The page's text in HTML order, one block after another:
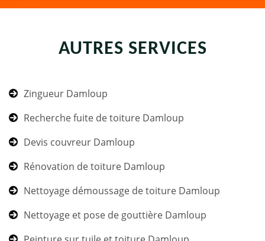
AUTRES SERVICES
Zingueur Damloup
Recherche fuite de toiture Damloup
Devis couvreur Damloup
Rénovation de toiture Damloup
Nettoyage démoussage de toiture Damloup
Nettoyage et pose de gouttière Damloup